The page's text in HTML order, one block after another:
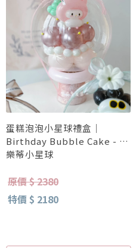
蛋糕泡泡小星球禮盒｜
Birthday Bubble Cake - 美
樂蒂小星球
原價 $ 2380
特價 $ 2180